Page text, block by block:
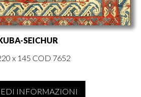
SEICHUR
x 145 COD 7652
INFORMAZIONI